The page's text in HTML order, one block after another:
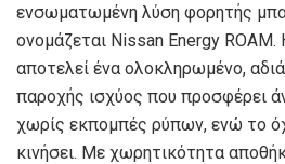
ενσωματωμένη λύση φορητής
ονομάζεται Nissan Energy ROAM.
αποτελεί ένα ολοκληρωμένο,
παροχής ισχύος που προσφέρει
χωρίς εκπομπές ρύπων, ενώ το
κινήσει. Με χωρητικότητα